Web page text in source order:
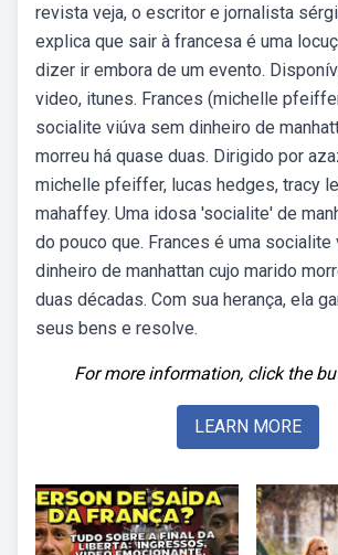
revista veja, o escritor e jornalista
explica que sair à francesa é uma
dizer ir embora de um evento.
video, itunes. Frances (michelle
socialite viúva sem dinheiro de
morreu há quase duas. Dirigido por
michelle pfeiffer, lucas hedges, tracy
mahaffey. Uma idosa 'socialite' de
do pouco que. Frances é uma socialite
dinheiro de manhattan cujo marido
duas décadas. Com sua herança, ela
seus bens e resolve.
For more information, click the
LEARN MORE